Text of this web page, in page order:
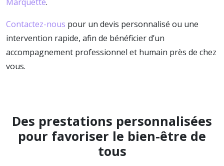
Contactez-nous pour un devis personnalisé ou une
intervention rapide, afin de bénéficier d’un
accompagnement professionnel et humain près de chez
vous.
Des prestations personnalisées
pour favoriser le bien-être de
tous